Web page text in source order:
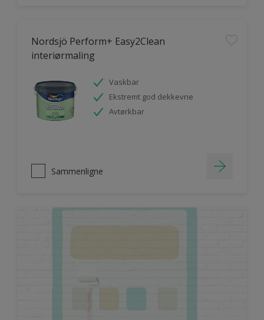
Nordsjö Perform+ Easy2Clean
interiørmaling
Vaskbar
Ekstremt god dekkevne
Avtørkbar
Sammenligne